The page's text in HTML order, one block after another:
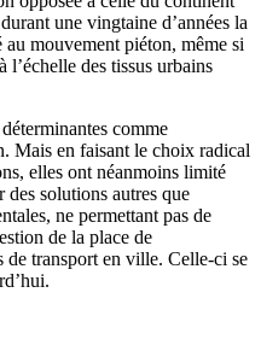
une vingtaine d’années la
mouvement piéton, même si
l’échelle des tissus urbains
comme
Mais en faisant le choix radical
elles ont néanmoins limité
des solutions autres que
ne permettant pas de
de la place de
de transport en ville. Celle-ci se